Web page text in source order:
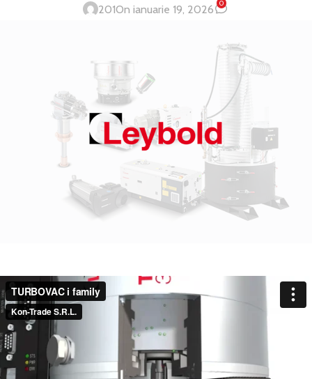
201On ianuarie 19, 2026 0